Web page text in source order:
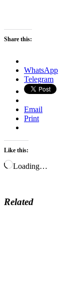
Share this:
WhatsApp
Telegram
Email
Print
Like this:
Loading…
Related